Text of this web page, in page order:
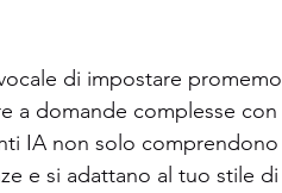
di impostare
domande complesse con
IA non solo
e si adattano al tuo stile